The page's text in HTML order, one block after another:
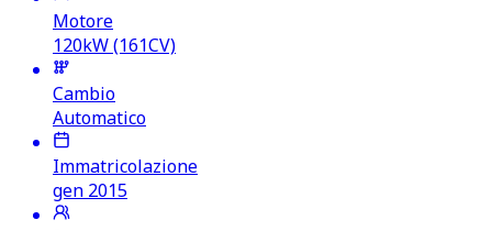
Motore
120kW (161CV)
Cambio
Automatico
Immatricolazione
gen 2015